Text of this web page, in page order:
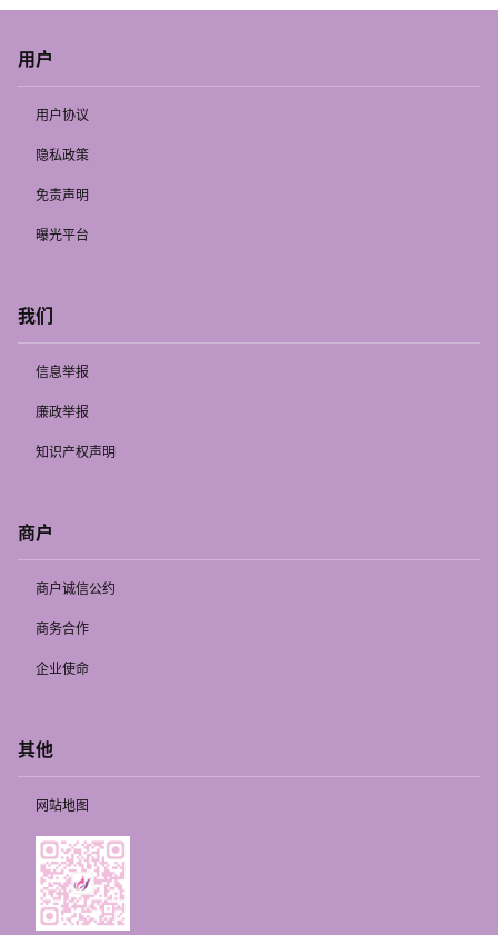
用户
用户协议
隐私政策
免责声明
曝光平台
我们
信息举报
廉政举报
知识产权声明
商户
商户诚信公约
商务合作
企业使命
其他
网站地图